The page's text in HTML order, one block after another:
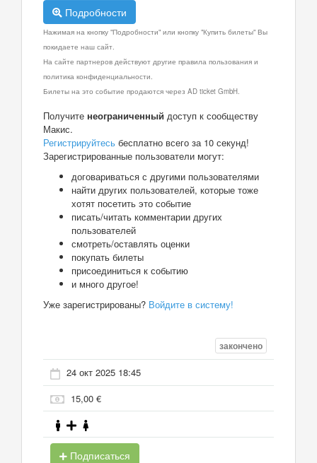
Подробности
Нажимая на кнопку "Подробности" или кнопку "Купить билеты" Вы
покидаете наш сайт.
На сайте партнеров действуют другие правила пользования и
политика конфиденциальности.
Билеты на это событие продаются через AD ticket GmbH.
Получите неограниченный доступ к сообществу
Макис.
Регистрируйтесь бесплатно всего за 10 секунд!
Зарегистрированные пользователи могут:
договариваться с другими пользователями
найти других пользователей, которые тоже
хотят посетить это событие
писать/читать комментарии других
пользователей
смотреть/оставлять оценки
покупать билеты
присоединиться к событию
и много другое!
Уже зарегистрированы? Войдите в систему!
закончено
24 окт 2025 18:45
15,00 €
Подписаться